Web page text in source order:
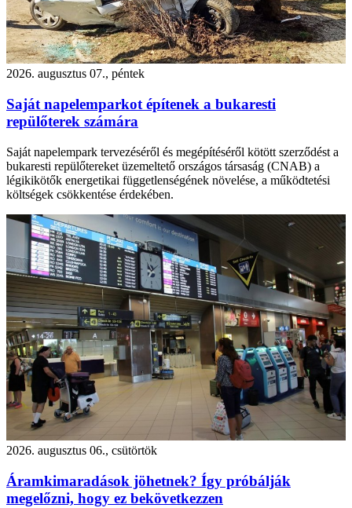
2026. augusztus 07., péntek
Saját napelemparkot építenek a bukaresti
repülőterek számára
Saját napelempark tervezéséről és megépítéséről kötött szerződést a
bukaresti repülőtereket üzemeltető országos társaság (CNAB) a
légikikötők energetikai függetlenségének növelése, a működtetési
költségek csökkentése érdekében.
2026. augusztus 06., csütörtök
Áramkimaradások jöhetnek? Így próbálják
megelőzni, hogy ez bekövetkezzen